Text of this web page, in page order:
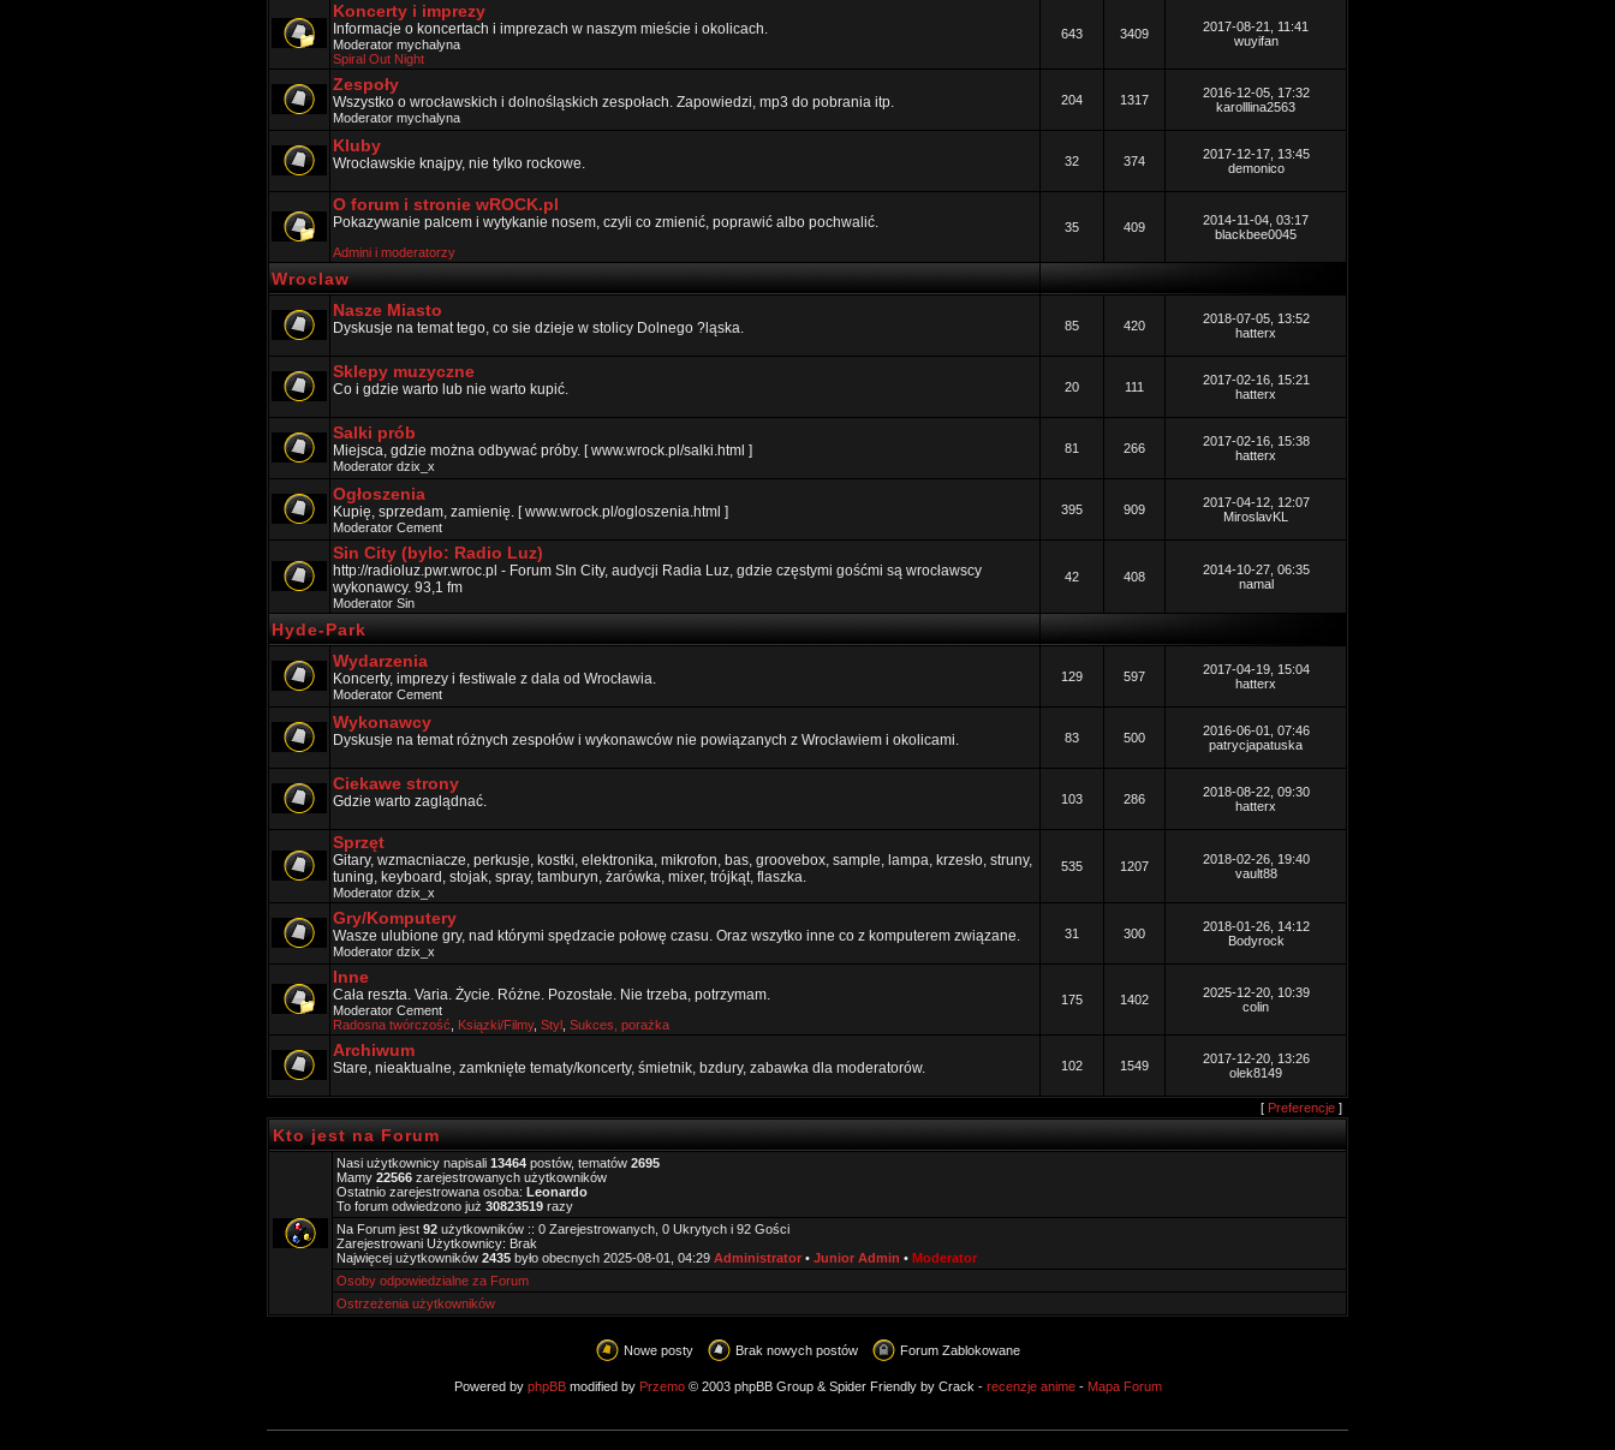
Koncerty i imprezy
Informacje o koncertach i imprezach w naszym mieście i okolicach.
Moderator mychalyna
Spiral Out Night
643 3409
2017-08-21, 11:41
wuyifan
Zespoły
Wszystko o wrocławskich i dolnośląskich zespołach. Zapowiedzi, mp3 do pobrania itp.
Moderator mychalyna
204 1317
2016-12-05, 17:32
karolllina2563
Kluby
Wrocławskie knajpy, nie tylko rockowe. 32 374
2017-12-17, 13:45
demonico
O forum i stronie wROCK.pl
Pokazywanie palcem i wytykanie nosem, czyli co zmienić, poprawić albo pochwalić.
Admini i moderatorzy
35 409
2014-11-04, 03:17
blackbee0045
Wroclaw
Nasze Miasto
Dyskusje na temat tego, co sie dzieje w stolicy Dolnego ?ląska. 85 420
2018-07-05, 13:52
hatterx
Sklepy muzyczne
Co i gdzie warto lub nie warto kupić. 20 111
2017-02-16, 15:21
hatterx
Salki prób
Miejsca, gdzie można odbywać próby. [ www.wrock.pl/salki.html ]
Moderator dzix_x
81 266
2017-02-16, 15:38
hatterx
Ogłoszenia
Kupię, sprzedam, zamienię. [ www.wrock.pl/ogloszenia.html ]
Moderator Cement
395 909
2017-04-12, 12:07
MiroslavKL
Sin City (bylo: Radio Luz)
http://radioluz.pwr.wroc.pl - Forum SIn City, audycji Radia Luz, gdzie częstymi gośćmi są wrocławscy
wykonawcy. 93,1 fm
Moderator Sin
42 408
2014-10-27, 06:35
namal
Hyde-Park
Wydarzenia
Koncerty, imprezy i festiwale z dala od Wrocławia.
Moderator Cement
129 597
2017-04-19, 15:04
hatterx
Wykonawcy
Dyskusje na temat różnych zespołów i wykonawców nie powiązanych z Wrocławiem i okolicami. 83 500
2016-06-01, 07:46
patrycjapatuska
Ciekawe strony
Gdzie warto zaglądnać. 103 286
2018-08-22, 09:30
hatterx
Sprzęt
Gitary, wzmacniacze, perkusje, kostki, elektronika, mikrofon, bas, groovebox, sample, lampa, krzesło, struny,
tuning, keyboard, stojak, spray, tamburyn, żarówka, mixer, trójkąt, flaszka.
Moderator dzix_x
535 1207
2018-02-26, 19:40
vault88
Gry/Komputery
Wasze ulubione gry, nad którymi spędzacie połowę czasu. Oraz wszytko inne co z komputerem związane.
Moderator dzix_x
31 300
2018-01-26, 14:12
Bodyrock
Inne
Cała reszta. Varia. Życie. Różne. Pozostałe. Nie trzeba, potrzymam.
Moderator Cement
Radosna twórczość
Ksiązki/Filmy, Styl Sukces, porażka
175 1402
2025-12-20, 10:39
colin
Archiwum
Stare, nieaktualne, zamknięte tematy/koncerty, śmietnik, bzdury, zabawka dla moderatorów. 102 1549
2017-12-20, 13:26
olek8149
[ Preferencje ]
Kto jest na Forum
Nasi użytkownicy napisali 13464 postów, tematów 2695
Mamy 22566 zarejestrowanych użytkowników
Ostatnio zarejestrowana osoba: Leonardo
To forum odwiedzono już 30823519 razy
Na Forum jest 92 użytkowników :: 0 Zarejestrowanych, 0 Ukrytych i 92 Gości
Zarejestrowani Użytkownicy: Brak
Najwięcej użytkowników 2435 było obecnych 2025-08-01, 04:29 Administrator • Junior Admin • Moderator
Osoby odpowiedzialne za Forum
Ostrzeżenia użytkowników
Nowe posty Brak nowych postów Forum Zablokowane
Powered by phpBBmodified by Przemo© 2003 phpBB Group & Spider Friendly by Crack - recenzje anime- Mapa Forum